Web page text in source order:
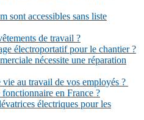
sont accessibles sans liste
de travail ?
électroportatif pour le chantier ?
nécessite une réparation
au travail de vos employés ?
en France ?
électriques pour les